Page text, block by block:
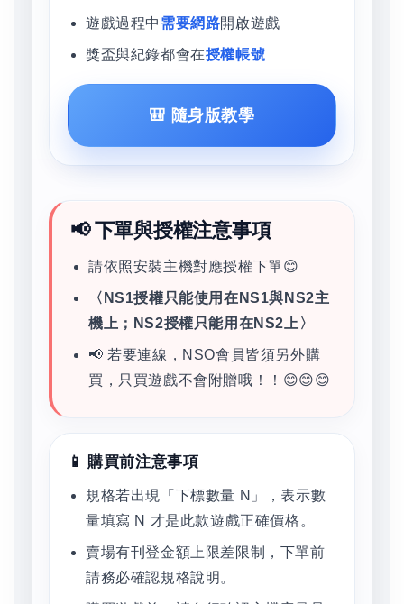
遊戲過程中 需要網路開啟遊戲
獎盃與紀錄都會在授權帳號
🎒 隨身版教學
📢 下單與授權注意事項
請依照安裝主機對應授權下單😊
〈NS1授權只能使用在NS1與NS2主
機上；NS2授權只能用在NS2上〉
📢 若要連線，NSO會員皆須另外購
買，只買遊戲不會附贈哦！！😊😊😊
📱 購買前注意事項
規格若出現「下標數量 N」，表示數
量填寫 N 才是此款遊戲正確價格。
賣場有刊登金額上限差限制，下單前
請務必確認規格說明。